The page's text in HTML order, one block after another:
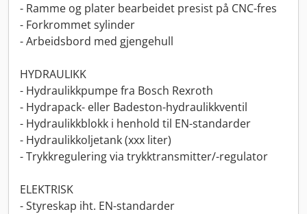
- Ramme og plater bearbeidet presist på CNC-fres
- Forkrommet sylinder
- Arbeidsbord med gjengehull
HYDRAULIKK
- Hydraulikkpumpe fra Bosch Rexroth
- Hydrapack- eller Badeston-hydraulikkventil
- Hydraulikkblokk i henhold til EN-standarder
- Hydraulikkoljetank (xxx liter)
- Trykkregulering via trykktransmitter/-regulator
ELEKTRISK
- Styreskap iht. EN-standarder